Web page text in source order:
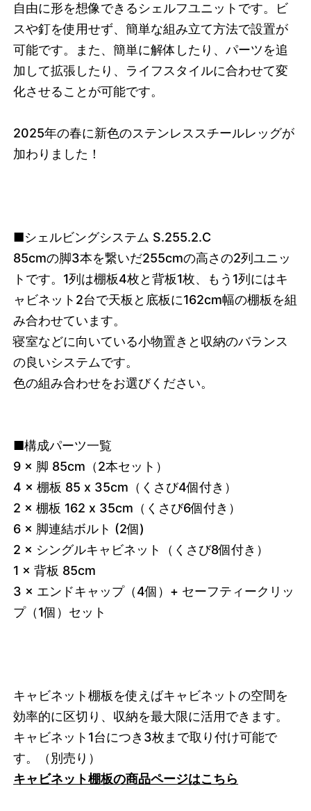
自由に形を想像できるシェルフユニットです。ビ
スや釘を使用せず、簡単な組み立て方法で設置が
可能です。また、簡単に解体したり、パーツを追
加して拡張したり、ライフスタイルに合わせて変
化させることが可能です。
2025年の春に新色のステンレススチールレッグが
加わりました！
■シェルビングシステム S.255.2.C
85cmの脚3本を繋いだ255cmの高さの2列ユニッ
トです。1列は棚板4枚と背板1枚、もう1列にはキ
ャビネット2台で天板と底板に162cm幅の棚板を組
み合わせています。
寝室などに向いている小物置きと収納のバランス
の良いシステムです。
色の組み合わせをお選びください。
■構成パーツ一覧
9 × 脚 85cm（2本セット）
4 × 棚板 85 x 35cm（くさび4個付き）
2 × 棚板 162 x 35cm（くさび6個付き）
6 × 脚連結ボルト (2個)
2 × シングルキャビネット（くさび8個付き）
1 × 背板 85cm
3 × エンドキャップ（4個）+ セーフティークリッ
プ（1個）セット
キャビネット棚板を使えばキャビネットの空間を
効率的に区切り、収納を最大限に活用できます。
キャビネット1台につき3枚まで取り付け可能で
す。
（別売り）
キャビネット棚板の商品ページはこちら